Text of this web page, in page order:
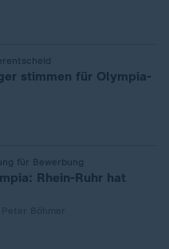
stimmen für Olympia-
für Bewerbung
Rhein-Ruhr hat